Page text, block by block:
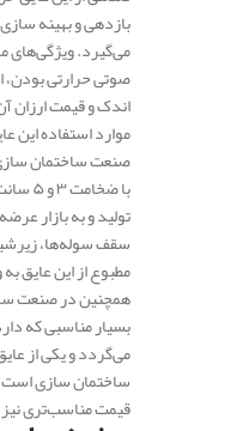
بازدهی و بهینه
می‌گیرد. ویژگی‌های
صوتی حرارتی بودن،
اندک و قیمت ارزان
موارد استفاده این
صنعت ساختمان
تولید و به بازار
سقف سوله‌ها،
مطبوع از این عایق
همچنین در صنعت
بسیار مناسبی که
می‌گردد و یکی از
ساختمان سازی است
قیمت مناسب‌تری